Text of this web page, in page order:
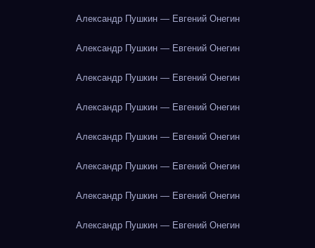
Александр Пушкин — Евгений Онегин
Александр Пушкин — Евгений Онегин
Александр Пушкин — Евгений Онегин
Александр Пушкин — Евгений Онегин
Александр Пушкин — Евгений Онегин
Александр Пушкин — Евгений Онегин
Александр Пушкин — Евгений Онегин
Александр Пушкин — Евгений Онегин